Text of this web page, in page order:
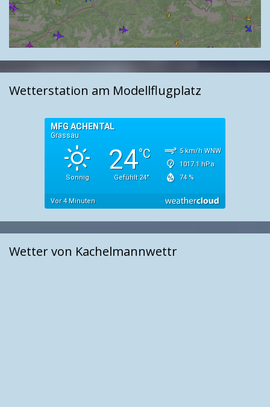
Wetterstation am Modellflugplatz
Wetter von Kachelmannwettr